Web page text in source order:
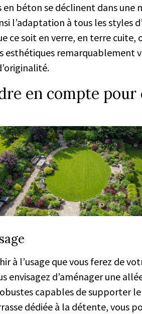
en béton se déclinent dans une
l’adaptation à tous les styles
ce soit en verre, en terre cuite,
esthétiques remarquablement
en compte
à l’usage que vous ferez de
envisagez d’aménager une
capables de supporter le
dédiée à la détente, vous